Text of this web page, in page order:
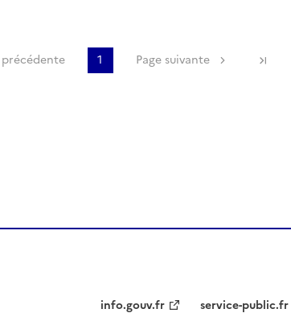
précédente 1 Page suivante
info.gouv.fr service-public.fr